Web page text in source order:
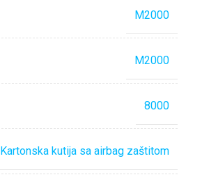
M2000
M2000
8000
Kartonska kutija sa airbag zaštitom